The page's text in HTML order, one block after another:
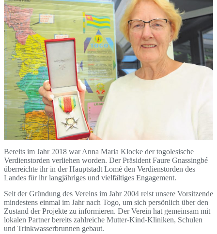
Bereits im Jahr 2018 war Anna Maria Klocke der togolesische
Verdienstorden verliehen worden. Der Präsident Faure Gnassingbé
überreichte ihr in der Hauptstadt Lomé den Verdienstorden des
Landes für ihr langjähriges und vielfältiges Engagement.
Seit der Gründung des Vereins im Jahr 2004 reist unsere Vorsitzende
mindestens einmal im Jahr nach Togo, um sich persönlich über den
Zustand der Projekte zu informieren. Der Verein hat gemeinsam mit
lokalen Partner bereits zahlreiche Mutter-Kind-Kliniken, Schulen
und Trinkwasserbrunnen gebaut.